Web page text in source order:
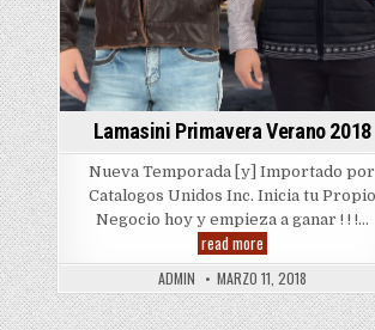
Lamasini Primavera Verano 2018
Nueva Temporada [y] Importado por
Catalogos Unidos Inc. Inicia tu Propio
Negocio hoy y empieza a ganar ! ! !…
read moreLamasini
Primavera
Verano
2018
ADMIN MARZO 11, 2018